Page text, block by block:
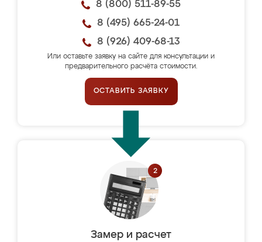
8 (800) 511-89-55
8 (495) 665-24-01
8 (926) 409-68-13
Или оставьте заявку на сайте для консультации и
предварительного расчёта стоимости.
ОСТАВИТЬ ЗАЯВКУ
Замер и расчет